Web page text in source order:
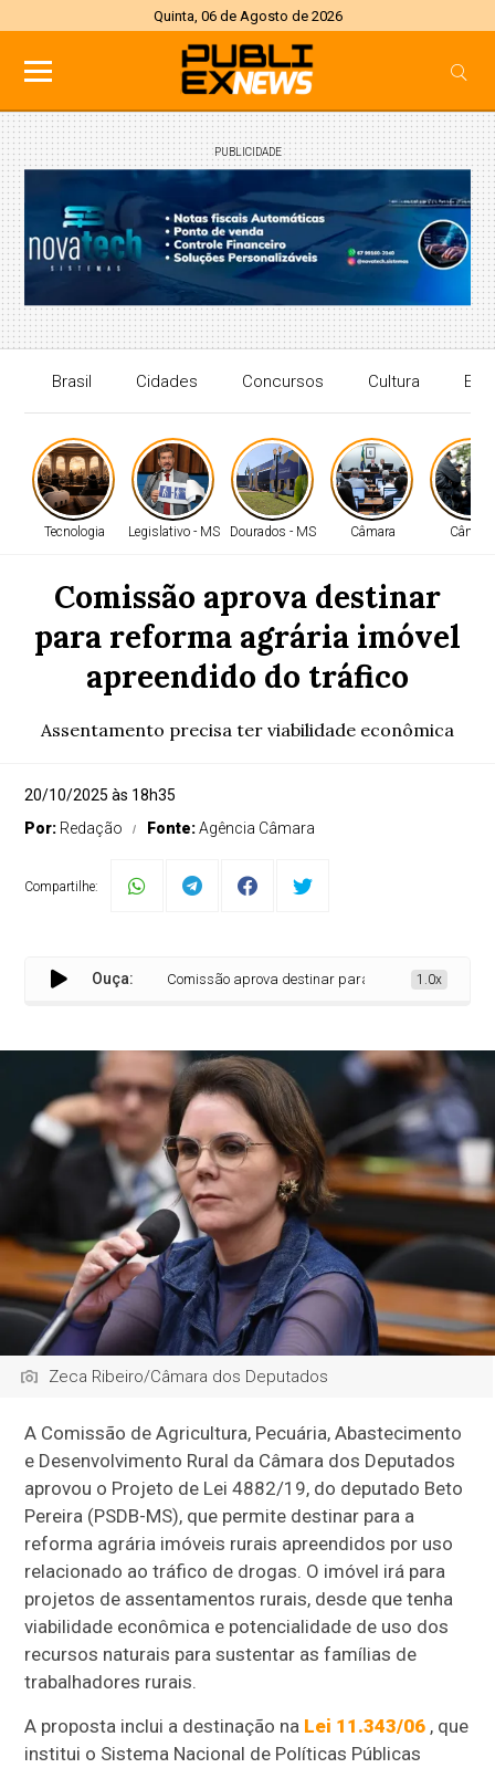
Quinta, 06 de Agosto de 2026
PUBLICIDADE
Brasil Cidades Concursos Cultura
Tecnologia Legislativo - MS Dourados - MS Câmara Câmara
Comissão aprova destinar
para reforma agrária imóvel
apreendido do tráfico
Assentamento precisa ter viabilidade econômica
20/10/2025 às 18h35
Por: Redação Fonte:Agência Câmara
Compartilhe:
Ouça: Comissão aprova destinar para reforma agrária imóvel
1.0x
Zeca Ribeiro/Câmara dos Deputados
A Comissão de Agricultura, Pecuária, Abastecimento
e Desenvolvimento Rural da Câmara dos Deputados
aprovou o Projeto de Lei 4882/19, do deputado Beto
Pereira (PSDB-MS), que permite destinar para a
reforma agrária imóveis rurais apreendidos por uso
relacionado ao tráfico de drogas. O imóvel irá para
projetos de assentamentos rurais, desde que tenha
viabilidade econômica e potencialidade de uso dos
recursos naturais para sustentar as famílias de
trabalhadores rurais.
A proposta inclui a destinação na Lei 11.343/06 , que
institui o Sistema Nacional de Políticas Públicas